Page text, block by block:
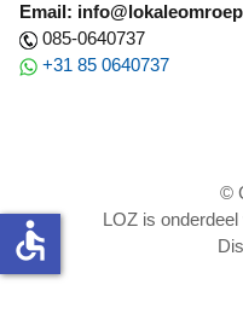
Email:
085-0640737
+31 85 0640737
©
LOZ is
accessible